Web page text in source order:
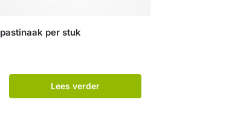
pastinaak per stuk
Lees verder